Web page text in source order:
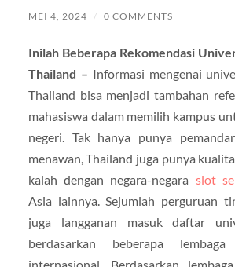
MEI 4, 2024 / 0 COMMENTS
Inilah Beberapa Rekomendasi
Thailand – Informasi mengenai
Thailand bisa menjadi tambahan
mahasiswa dalam memilih kampus
negeri. Tak hanya punya
menawan, Thailand juga punya
kalah dengan negara-negara slot
Asia lainnya. Sejumlah perguruan
juga langganan masuk daftar
berdasarkan beberapa lembaga